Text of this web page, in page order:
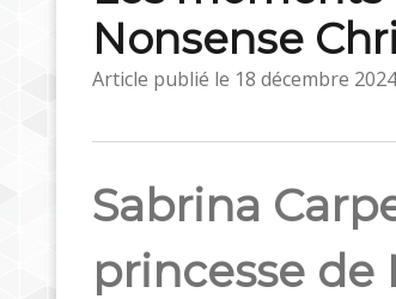
Nonsense
Article publié le 18 décembre
Sabrina
princesse de